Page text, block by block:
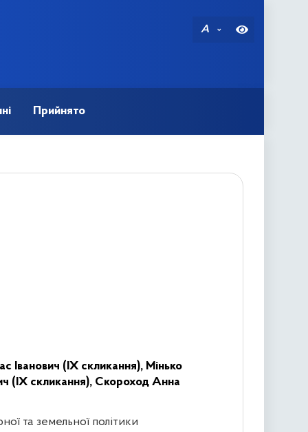
A
Прийнято
Іванович (IX скликання), Мінько
(IX скликання), Скороход Анна
та земельної політики